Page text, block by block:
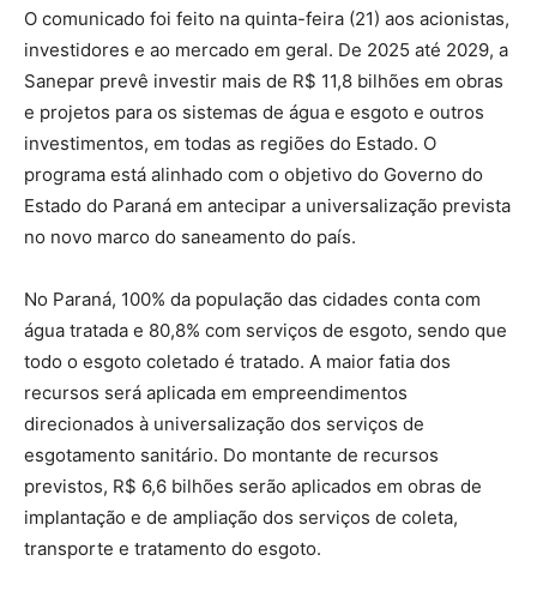
O comunicado foi feito na quinta-feira (21) aos acionistas,
investidores e ao mercado em geral. De 2025 até 2029, a
Sanepar prevê investir mais de R$ 11,8 bilhões em obras
e projetos para os sistemas de água e esgoto e outros
investimentos, em todas as regiões do Estado. O
programa está alinhado com o objetivo do Governo do
Estado do Paraná em antecipar a universalização prevista
no novo marco do saneamento do país.
No Paraná, 100% da população das cidades conta com
água tratada e 80,8% com serviços de esgoto, sendo que
todo o esgoto coletado é tratado. A maior fatia dos
recursos será aplicada em empreendimentos
direcionados à universalização dos serviços de
esgotamento sanitário. Do montante de recursos
previstos, R$ 6,6 bilhões serão aplicados em obras de
implantação e de ampliação dos serviços de coleta,
transporte e tratamento do esgoto.